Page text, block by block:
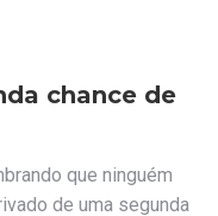
chance de
que ninguém
de uma segunda